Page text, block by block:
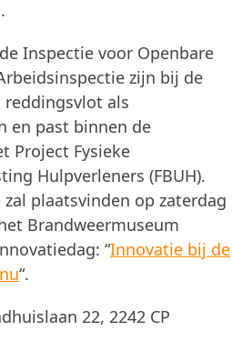
Inspectie voor Openbare
zijn bij de
als
en past binnen de
Project Fysieke
Hulpverleners (FBUH).
plaatsvinden op zaterdag
Brandweermuseum
“Innovatie bij de
“.
22, 2242 CP